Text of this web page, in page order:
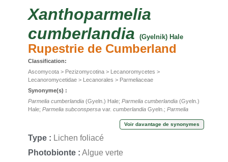
Xanthoparmelia
cumberlandia
(Gyelnik) Hale
Rupestrie de Cumberland
Classification:
Ascomycota > Pezizomycotina > Lecanoromycetes >
Lecanoromycetidae > Lecanorales > Parmeliaceae
Synonyme(s) :
Parmelia cumberlandia (Gyeln.) Hale; Parmelia cumberlandia (Gyeln.)
Hale; Parmelia subconspersa var. cumberlandia Gyeln.; Parmelia
Voir davantage de synonymes
Type : Lichen foliacé
Photobionte : Algue verte